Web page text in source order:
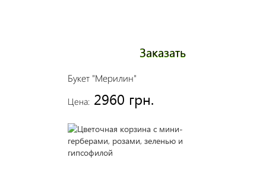
Букет "Мерилин"
Цена: 2960 грн.
Заказать